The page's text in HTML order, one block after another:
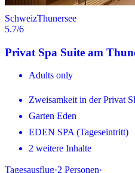
SchweizThunersee
5.7/6
Privat Spa Suite am
Adults only
Zweisamkeit in der Privat
Garten Eden
EDEN SPA (Tageseintritt)
2 weitere Inhalte
Tagesausflug·2 Personen·